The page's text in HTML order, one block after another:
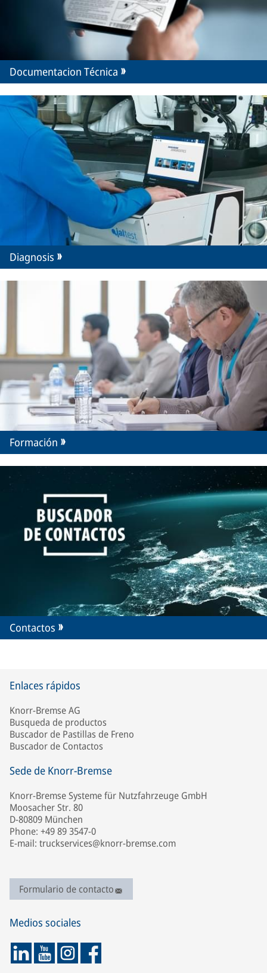
Documentacion Técnica
Diagnosis
Formación
Contactos
Enlaces rápidos
Knorr-Bremse AG
Busqueda de productos
Buscador de Pastillas de Freno
Buscador de Contactos
Sede de Knorr-Bremse
Knorr-Bremse Systeme für Nutzfahrzeuge GmbH
Moosacher Str. 80
D-80809 München
Phone: +49 89 3547-0
E-mail: truckservices@knorr-bremse.com
Formulario de contacto
Medios sociales